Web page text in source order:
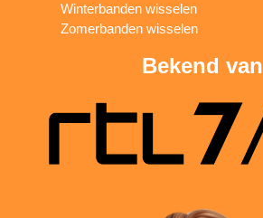
Winterbanden wisselen
Zomerbanden wisselen
Bekend van